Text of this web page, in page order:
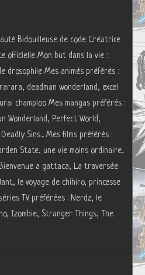
Bidouilleuse de code Créatrice
officielle Mon but dans la vie :
drosophile Mes animés préférés :
deadman wonderland, excel
champloo Mes mangas préférés :
Wonderland, Perfect World,
Sins... Mes films préférés :
State, une vie moins ordinaire,
a gattaca, La traversée
le voyage de chihiro, princesse
TV préférées : Nerdz, le
Izombie, Stranger Things, The